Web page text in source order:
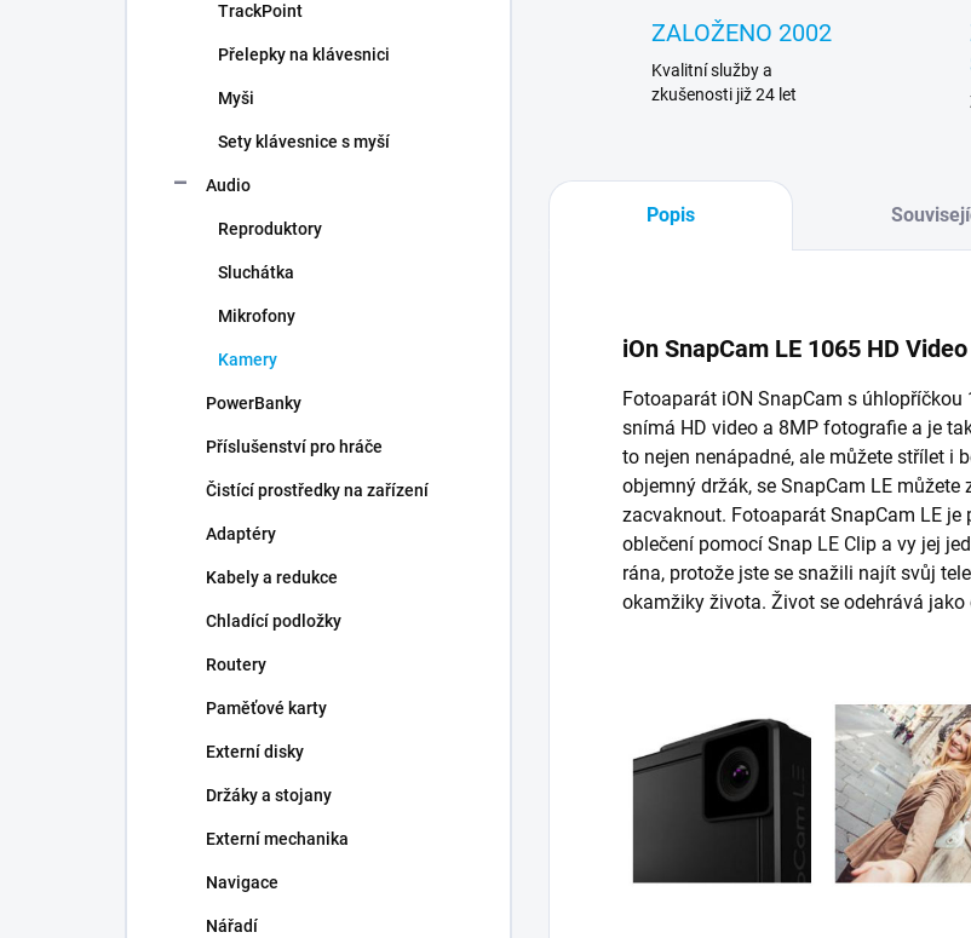
TrackPoint
Přelepky na klávesnici
Myši
Sety klávesnice s myší
Audio
Reproduktory
Sluchátka
Mikrofony
Kamery
PowerBanky
Příslušenství pro hráče
Čistící prostředky na zařízení
Adaptéry
Kabely a redukce
Chladící podložky
Routery
Paměťové karty
Externí disky
Držáky a stojany
Externí mechanika
Navigace
Nářadí
ZALOŽENO 2002
Kvalitní služby a
zkušenosti již 24 let
Popis
iOn SnapCam LE 1065 HD
Fotoaparát iON SnapCam s
snímá HD video a 8MP fotografie a je
to nejen nenápadné, ale můžete střílet i
objemný držák, se SnapCam LE
zacvaknout. Fotoaparát SnapCam LE
oblečení pomocí Snap LE Clip a vy jej
rána, protože jste se snažili najít svůj
okamžiky života. Život se odehrává